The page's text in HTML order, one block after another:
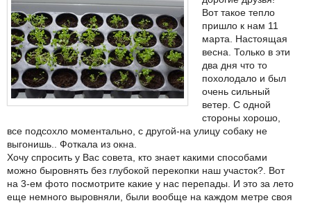
Вот такое тепло
пришло к нам 11
марта. Настоящая
весна. Только в эти
два дня что то
похолодало и был
очень сильный
ветер. С одной
стороны хорошо,
все подсохло моментально, с другой-на улицу собаку не
выгонишь.. Фоткала из окна.
Хочу спросить у Вас совета, кто знает какими способами
можно быровнять без глубокой перекопки наш участок?. Вот
на 3-ем фото посмотрите какие у нас перепады. И это за лето
еще немного выровняли, были вообще на каждом метре своя